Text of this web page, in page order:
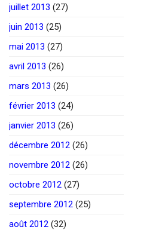
juillet 2013 (27)
juin 2013 (25)
mai 2013 (27)
avril 2013 (26)
mars 2013 (26)
février 2013 (24)
janvier 2013 (26)
décembre 2012 (26)
novembre 2012 (26)
octobre 2012 (27)
septembre 2012 (25)
août 2012 (32)